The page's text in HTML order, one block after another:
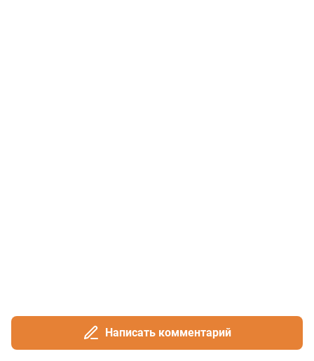
Написать комментарий